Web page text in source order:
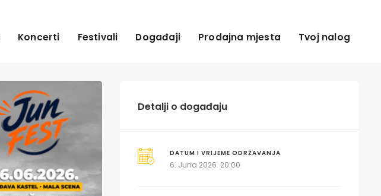
Koncerti Festivali Događaji Prodajna mjesta Tvoj nalog
Detalji o događaju
DATUM I VRIJEME ODRŽAVANJA
6. Juna 2026. 20:00